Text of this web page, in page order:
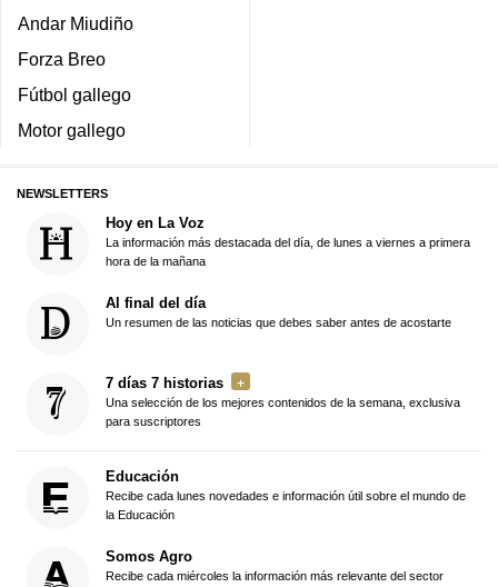
Andar Miudiño
Forza Breo
Fútbol gallego
Motor gallego
NEWSLETTERS
Hoy en La Voz
La información más destacada del día, de lunes a viernes a primera
hora de la mañana
Al final del día
Un resumen de las noticias que debes saber antes de acostarte
7 días 7 historias
Una selección de los mejores contenidos de la semana, exclusiva
para suscriptores
Educación
Recibe cada lunes novedades e información útil sobre el mundo de
la Educación
Somos Agro
Recibe cada miércoles la información más relevante del sector